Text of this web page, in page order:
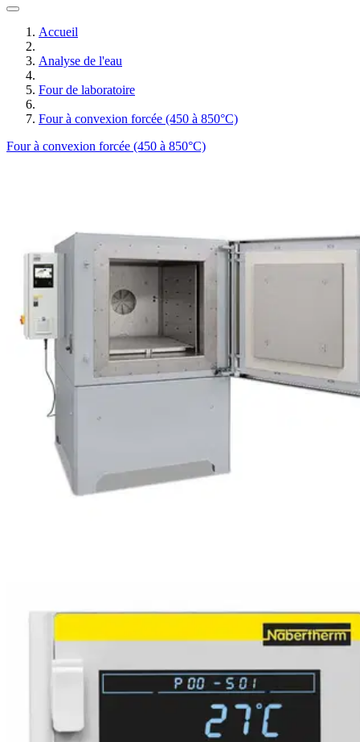
Accueil
Analyse de l'eau
Four de laboratoire
Four à convexion forcée (450 à 850°C)
Four à convexion forcée (450 à 850°C)